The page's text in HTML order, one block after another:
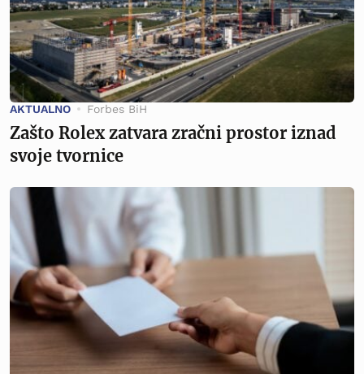
AKTUALNO Forbes BiH
Zašto Rolex zatvara zračni prostor iznad
svoje tvornice